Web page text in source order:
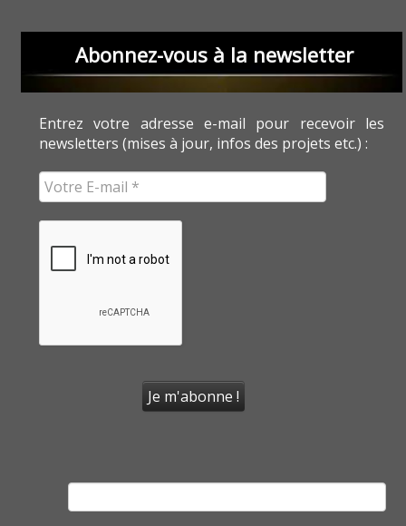
Abonnez-vous à la newsletter
Entrez votre adresse e-mail pour recevoir les
newsletters (mises à jour, infos des projets etc.) :